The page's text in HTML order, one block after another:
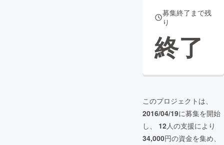
募集終了まで残
り
終了
このプロジェクトは、
2016/04/19に募集を開始
し、 12人の支援により
34,000円の資金を集め、